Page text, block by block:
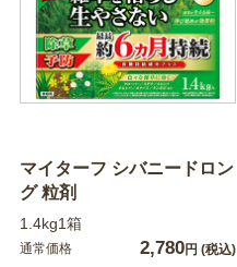
マイターフ シバニードロン
グ 粒剤
1.4kg1箱
通常価格 2,780円 (税込)